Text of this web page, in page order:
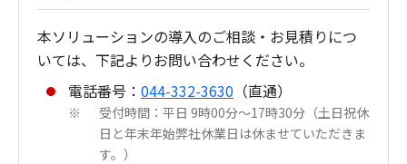
本ソリューションの導入のご相談・お見積りにつ
いては、下記よりお問い合わせください。
電話番号： 044-332-3630 （直通）
※
受付時間：平日 9時00分～17時30分（土日祝休
日と年末年始弊社休業日は休ませていただきま
す。）